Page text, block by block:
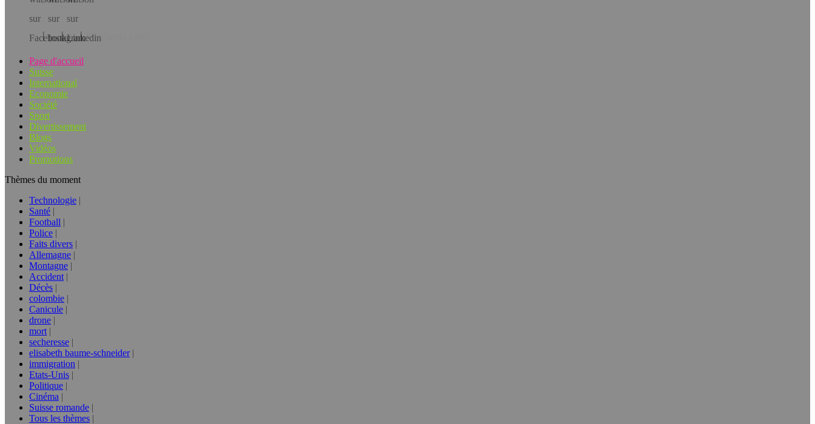
Téléchargez l’app!
Page d'accueil
Suisse
International
Economie
Société
Sport
Divertissement
Blogs
Vidéos
Promotions
Thèmes du moment
Technologie
Santé
Football
Police
Faits divers
Allemagne
Montagne
Accident
Décès
colombie
Canicule
drone
mort
secheresse
elisabeth baume-schneider
immigration
Etats-Unis
Politique
Cinéma
Suisse romande
Tous les thèmes